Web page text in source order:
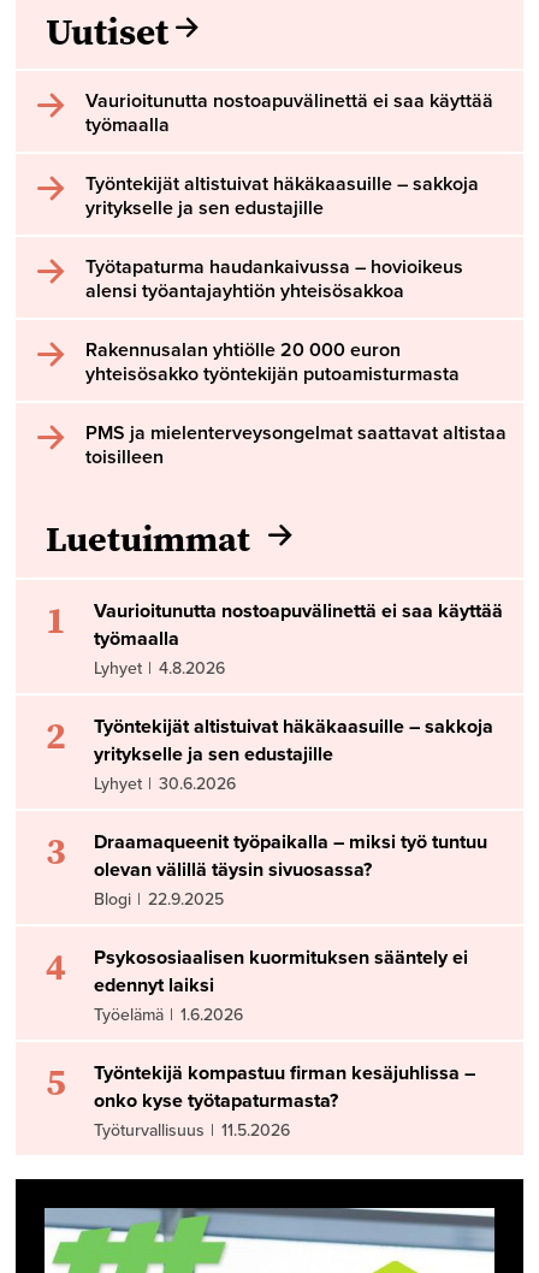
Uutiset
Vaurioitunutta nostoapuvälinettä ei saa käyttää
työmaalla
Työntekijät altistuivat häkäkaasuille – sakkoja
yritykselle ja sen edustajille
Työtapaturma haudankaivussa – hovioikeus
alensi työantajayhtiön yhteisösakkoa
Rakennusalan yhtiölle 20 000 euron
yhteisösakko työntekijän putoamisturmasta
PMS ja mielenterveysongelmat saattavat altistaa
toisilleen
Luetuimmat
1
Vaurioitunutta nostoapuvälinettä ei saa käyttää
työmaalla
Lyhyet | 4.8.2026
2
Työntekijät altistuivat häkäkaasuille – sakkoja
yritykselle ja sen edustajille
Lyhyet | 30.6.2026
3
Draamaqueenit työpaikalla – miksi työ tuntuu
olevan välillä täysin sivuosassa?
Blogi | 22.9.2025
4
Psykososiaalisen kuormituksen sääntely ei
edennyt laiksi
Työelämä | 1.6.2026
5
Työntekijä kompastuu firman kesäjuhlissa –
onko kyse työtapaturmasta?
Työturvallisuus | 11.5.2026